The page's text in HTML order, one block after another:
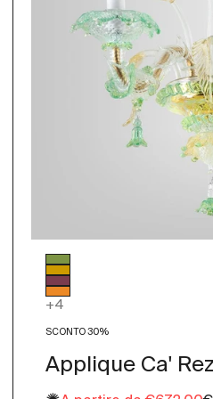
Colore vetro
Verde e Oro
Ambra e Oro
Ametista e Oro
Arancio e Oro
+4
SCONTO 30%
Applique Ca'